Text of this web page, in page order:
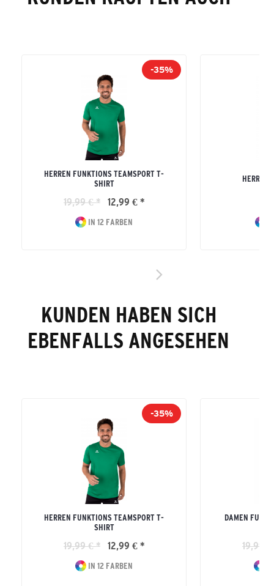
-35%
HERREN FUNKTIONS TEAMSPORT T-
SHIRT
19,99 € * 12,99 € *
IN 12 FARBEN
HERREN
KUNDEN HABEN SICH
EBENFALLS ANGESEHEN
-35%
HERREN FUNKTIONS TEAMSPORT T-
SHIRT
19,99 € * 12,99 € *
IN 12 FARBEN
DAMEN
19,99